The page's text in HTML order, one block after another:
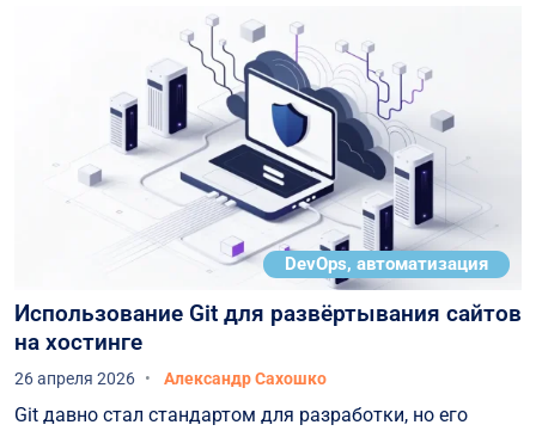
DevOps, автоматизация
Использование Git для развёртывания сайтов
на хостинге
26 апреля 2026 Александр Сахошко
Git давно стал стандартом для разработки, но его